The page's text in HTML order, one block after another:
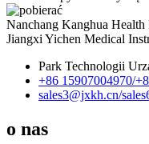
Nanchang Kanghua
Jiangxi Yichen Medical
Park Technologii
+86 15907004970/
sales3@jxkh.cn/
o nas